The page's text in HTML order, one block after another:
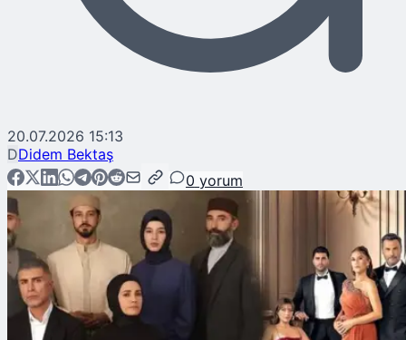
20.07.2026 15:13
DDidem Bektaş
0 yorum